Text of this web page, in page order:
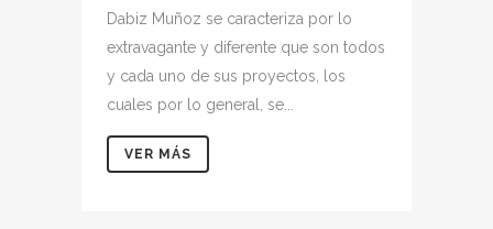
Dabiz Muñoz se caracteriza por lo
extravagante y diferente que son todos
y cada uno de sus proyectos, los
cuales por lo general, se...
VER MÁS